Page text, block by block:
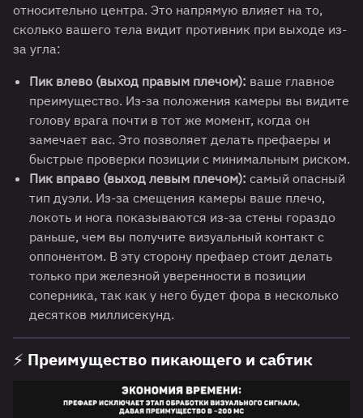
относительно центра. Это напрямую влияет на то,
сколько вашего тела видит противник при выходе из-
за угла:
Пик влево (выход правым плечом): ваше главное
преимущество. Из-за положения камеры вы видите
голову врага почти в тот же момент, когда он
замечает вас. Это позволяет делать префаеры и
быстрые проверки позиции с минимальным риском.
Пик вправо (выход левым плечом): самый опасный
тип дуэли. Из-за смещения камеры ваше плечо,
локоть и нога показываются из-за стены гораздо
раньше, чем вы получите визуальный контакт с
оппонентом. В эту сторону префаер стоит делать
только при железной уверенности в позиции
соперника, так как у него будет фора в несколько
десятков миллисекунд.
⚡ Преимущество пикающего и сабтик